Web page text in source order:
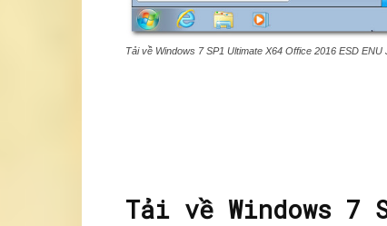
Tải về Windows 7 SP1 Ultimate X64 Office 2016 ESD
Tải về Windows 7